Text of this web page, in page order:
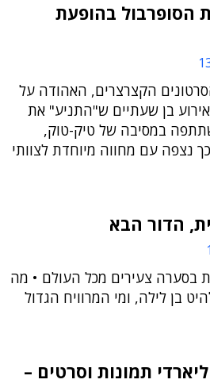
הסופרבול בהופעת
הקצרצרים, האהודה על
בן שעתיים ש"התניע" את
במסיבה של טיק-טוק,
נצפה עם מחווה מיוחדת לצוותי
הדור הבא
בסערה צעירים מכל העולם • מה
בן לילה, ומי המרוויח הגדול
תמונות וסרטים –